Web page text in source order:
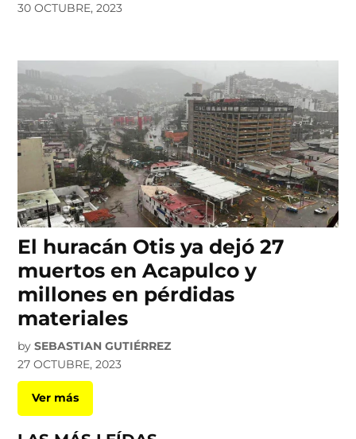
30 OCTUBRE, 2023
El huracán Otis ya dejó 27
muertos en Acapulco y
millones en pérdidas
materiales
by SEBASTIAN GUTIÉRREZ
27 OCTUBRE, 2023
Ver más